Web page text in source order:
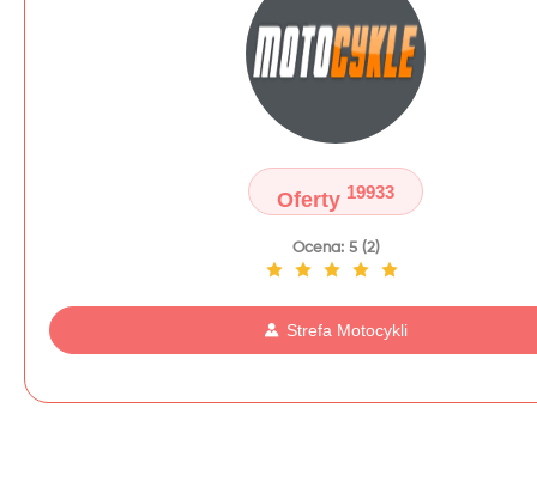
Oferty 19933
Ocena: 5 (2)
Strefa Motocykli